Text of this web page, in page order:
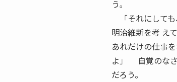
う。
「それにしても
明治維新を考 え
あれだけの仕事
よ」 自覚のなさ
だろう。